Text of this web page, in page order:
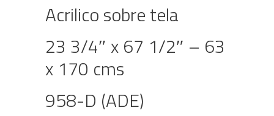
Acrilico sobre tela
23 3/4″ x 67 1/2″ – 63
x 170 cms
958-D (ADE)